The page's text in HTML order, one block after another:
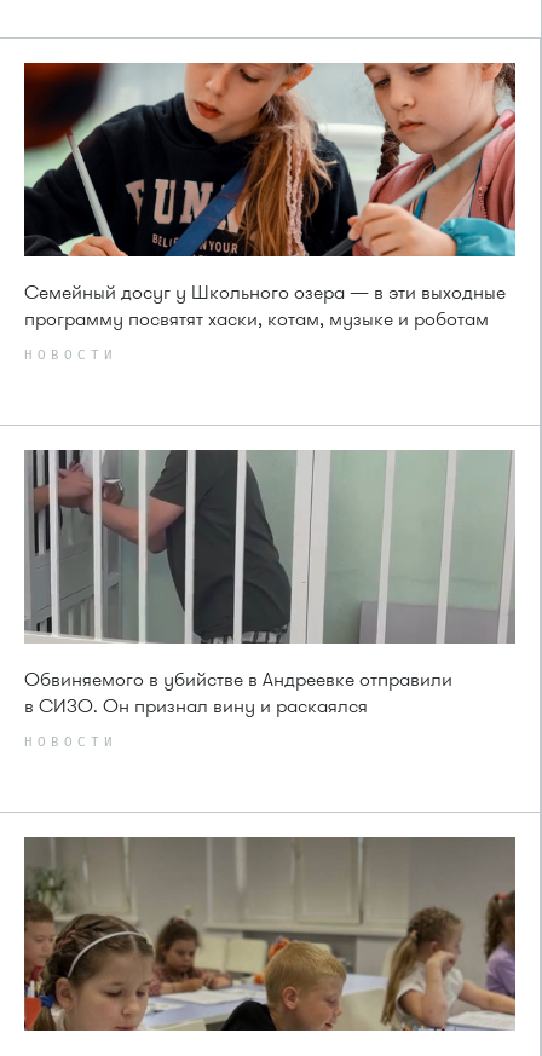
Семейный досуг у Школьного озера — в эти выходные
программу посвятят хаски, котам, музыке и роботам
НОВОСТИ
Обвиняемого в убийстве в Андреевке отправили
в СИЗО. Он признал вину и раскаялся
НОВОСТИ